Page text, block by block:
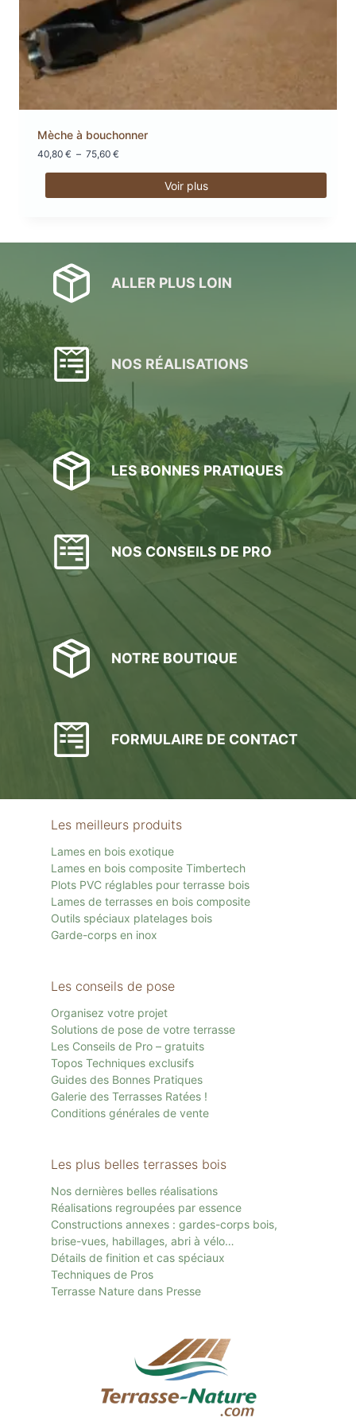
Mèche à bouchonner
40,80 € – 75,60 €
40,80 €
Voir plus
a
variations.
Les
options
peuvent
être
choisies
sur
page
du
produit
ALLER PLUS LOIN
NOS RÉALISATIONS
LES BONNES PRATIQUES
NOS CONSEILS DE PRO
NOTRE BOUTIQUE
FORMULAIRE DE CONTACT
Les meilleurs produits
Lames en bois exotique
Lames en bois composite Timbertech
Plots PVC réglables pour terrasse bois
Lames de terrasses en bois composite
Outils spéciaux platelages bois
Garde-corps en inox
Les conseils de pose
Organisez votre projet
Solutions de pose de votre terrasse
Les Conseils de Pro – gratuits
Topos Techniques exclusifs
Guides des Bonnes Pratiques
Galerie des Terrasses Ratées !
Conditions générales de vente
Les plus belles terrasses bois
Nos dernières belles réalisations
Réalisations regroupées par essence
Constructions annexes : gardes-corps bois,
brise-vues, habillages, abri à vélo…
Détails de finition et cas spéciaux
Techniques de Pros
Terrasse Nature dans Presse